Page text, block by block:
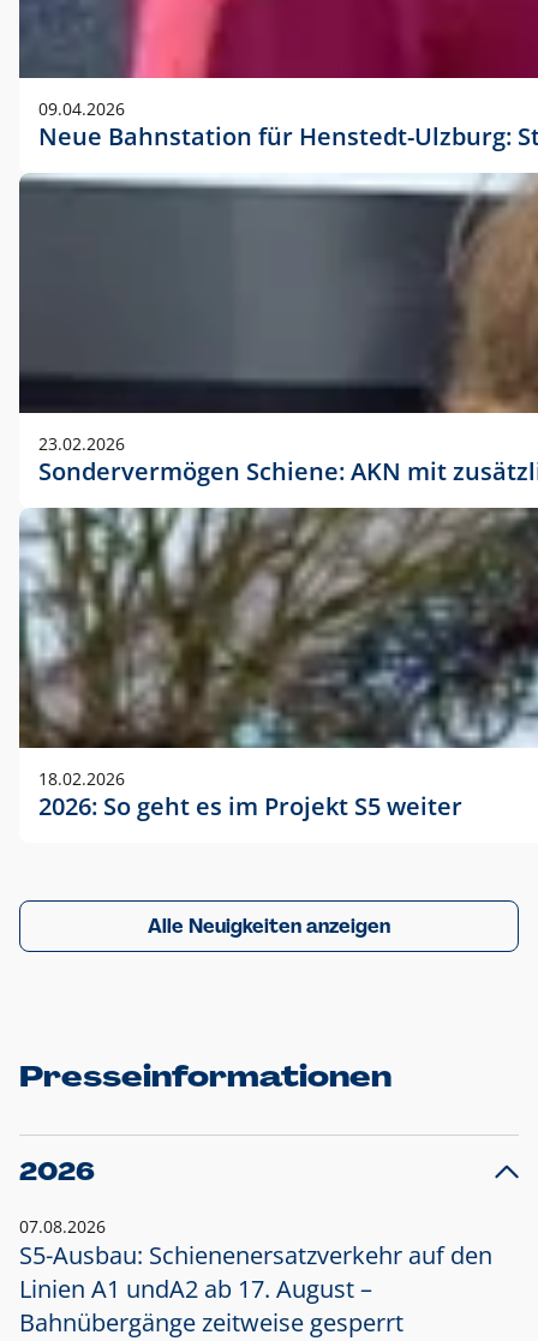
09.04.2026
Neue Bahnstation für Henstedt-Ulzburg:
23.02.2026
Sondervermögen Schiene: AKN mit
18.02.2026
2026: So geht es im Projekt S5 weiter
Alle Neuigkeiten anzeigen
Presseinformationen
2026
07.08.2026
S5-Ausbau: Schienenersatzverkehr auf den
Linien A1 undA2 ab 17. August –
Bahnübergänge zeitweise gesperrt